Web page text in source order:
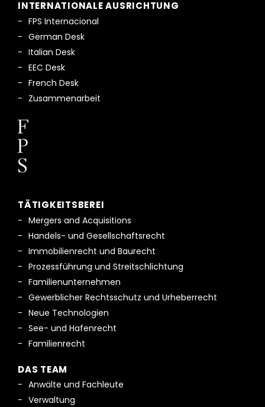
INTERNATIONALE AUSRICHTUNG
FPS Internacional
German Desk
Italian Desk
EEC Desk
French Desk
Zusammenarbeit
TÄTIGKEITSBEREI
Mergers and Acquisitions
Handels- und Gesellschaftsrecht
Immobilienrecht und Baurecht
Prozessführung und Streitschlichtung
Familienunternehmen
Gewerblicher Rechtsschutz und Urheberrecht
Neue Technologien
See- und Hafenrecht
Familienrecht
DAS TEAM
Anwälte und Fachleute
Verwaltung